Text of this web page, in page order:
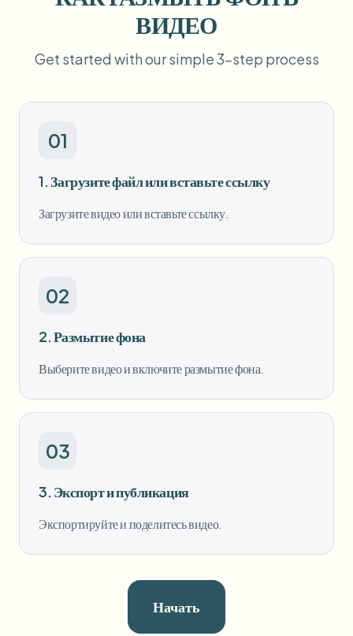
Замена лица - Видео
Обработайте много роликов за один раз
Пакетное размытие лиц
Высокопроизводительные конвейеры
Размыть что угодно
Автоматизация загрузок, задач и вебхуков
Форма обратной связи
ВИДЕО
Get started with our simple 3-step process
01
1. Загрузите файл или вставьте ссылку
Загрузите видео или вставьте ссылку.
02
2. Размытие фона
Выберите видео и включите размытие фона.
03
3. Экспорт и публикация
Экспортируйте и поделитесь видео.
Начать